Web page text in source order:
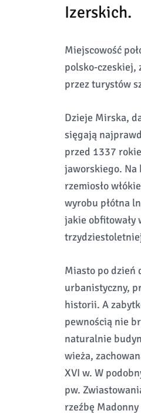
Izerskich.
Miejscowość
polsko-czeskiej,
przez turystów
Dzieje Mirska,
sięgają
przed 1337
jaworskiego. Na
rzemiosło
wyrobu płótna
jakie obfitowały
Miasto po dzień
urbanistyczny,
historii. A
pewnością nie
naturalnie
wieża,
XVI w. W
pw.
rzeźbę